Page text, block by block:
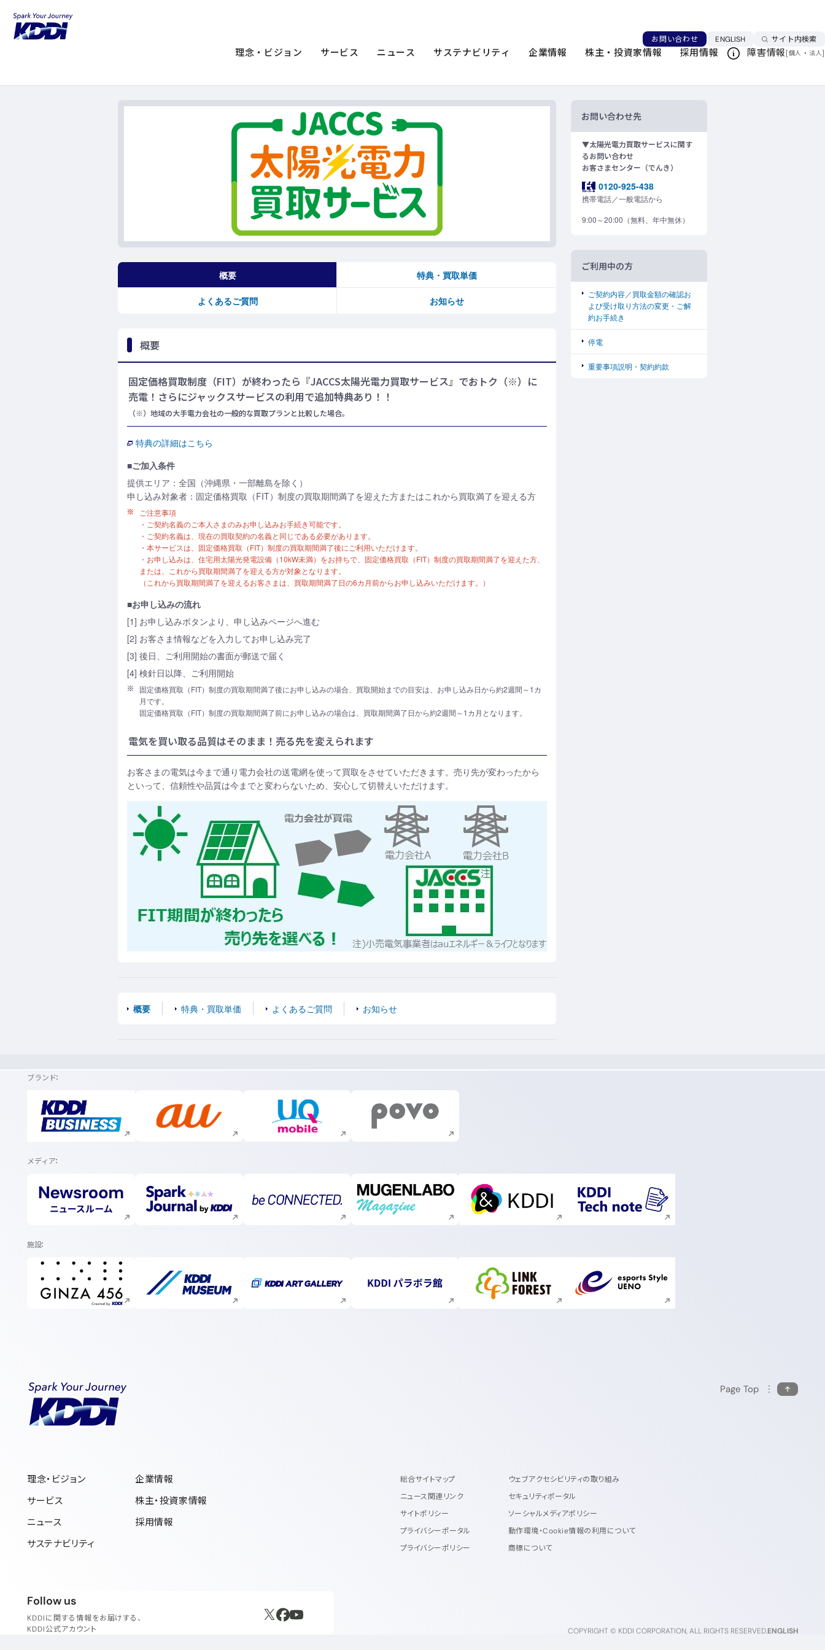
お問い合わせ ENGLISH言語を切り替える
サイト内検索
理念・ビジョン サービス ニュース サステナビリティ 企業情報 株主・投資家情報 採用情報 障害情報[個人 ・ 法人]
JACCS太陽光電力買取サービス お申し込みはこちら
概要 特典・買取単価
よくあるご質問 お知らせ
概要
固定価格買取制度（FIT）が終わったら『JACCS太陽光電力買取サービス』でおトク（※）に
売電！さらにジャックスサービスの利用で追加特典あり！！
（※）地域の大手電力会社の一般的な買取プランと比較した場合。
特典の詳細はこちら
■ご加入条件
提供エリア：全国（沖縄県・一部離島を除く）
申し込み対象者：固定価格買取（FIT）制度の買取期間満了を迎えた方またはこれから買取満了を迎える方
ご注意事項
・ご契約名義のご本人さまのみお申し込みお手続き可能です。
・ご契約名義は、現在の買取契約の名義と同じである必要があります。
・本サービスは、固定価格買取（FIT）制度の買取期間満了後にご利用いただけます。
・お申し込みは、住宅用太陽光発電設備（10kW未満）をお持ちで、固定価格買取（FIT）制度の買取期間満了を迎えた方、
または、これから買取期間満了を迎える方が対象となります。
（これから買取期間満了を迎えるお客さまは、買取期間満了日の6カ月前からお申し込みいただけます。）
■お申し込みの流れ
[1] お申し込みボタンより、申し込みページへ進む
[2] お客さま情報などを入力してお申し込み完了
[3] 後日、ご利用開始の書面が郵送で届く
[4] 検針日以降、ご利用開始
固定価格買取（FIT）制度の買取期間満了後にお申し込みの場合、買取開始までの目安は、お申し込み日から約2週間～1カ
月です。
固定価格買取（FIT）制度の買取期間満了前にお申し込みの場合は、買取期間満了日から約2週間～1カ月となります。
電気を買い取る品質はそのまま！売る先を変えられます
お客さまの電気は今まで通り電力会社の送電網を使って買取をさせていただきます。売り先が変わったから
といって、信頼性や品質は今までと変わらないため、安心して切替えいただけます。
概要 特典・買取単価 よくあるご質問 お知らせ
このページを印刷する
お問い合わせ先
▼太陽光電力買取サービスに関す
るお問い合わせ
お客さまセンター（でんき）
0120-925-438
携帯電話／一般電話から
9:00～20:00（無料、年中無休）
ご利用中の方
ご契約内容／買取金額の確認お
よび受け取り方法の変更・ご解
約お手続き
停電
重要事項説明・契約約款
ブランド
新規ウィンドウで開く 新規ウィンドウで開く 新規ウィンドウで開く 新規ウィンドウで開く
メディア
新規ウィンドウで開く 新規ウィンドウで開く 新規ウィンドウで開く 新規ウィンドウで開く 新規ウィンドウで開く 新規ウィンドウで開く
施設
新規ウィンドウで開く 新規ウィンドウで開く 新規ウィンドウで開く 新規ウィンドウで開く 新規ウィンドウで開く 新規ウィンドウで開く
理念・ビジョン
サービス
ニュース
サステナビリティ
企業情報
株主・投資家情報
採用情報
総合サイトマップ
ニュース関連リンク
サイトポリシー
プライバシーポータル
プライバシーポリシー
ウェブアクセシビリティの取り組み
セキュリティポータル
ソーシャルメディアポリシー
動作環境・Cookie情報の利用について
商標について
Follow usフォローアス
KDDIに関する情報をお届けする、
KDDI公式アカウント
新規ウィンドウで開く
新規ウィンドウで開く
新規ウィンドウで開く
ENGLISH
Page Top
COPYRIGHT © KDDI CORPORATION, ALL RIGHTS RESERVED.